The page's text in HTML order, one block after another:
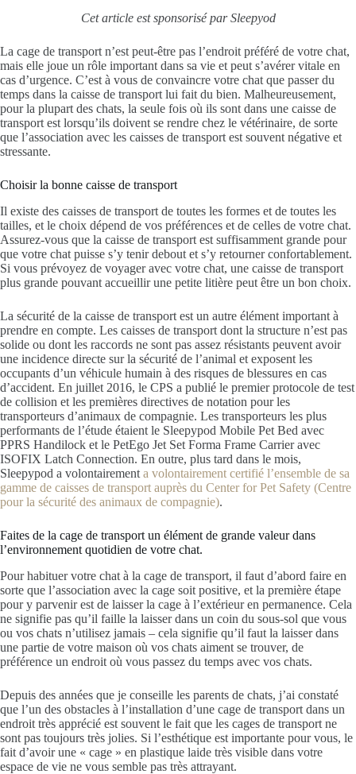
Cet article est sponsorisé par Sleepyod
La cage de transport n’est peut-être pas l’endroit préféré de votre chat,
mais elle joue un rôle important dans sa vie et peut s’avérer vitale en
cas d’urgence. C’est à vous de convaincre votre chat que passer du
temps dans la caisse de transport lui fait du bien. Malheureusement,
pour la plupart des chats, la seule fois où ils sont dans une caisse de
transport est lorsqu’ils doivent se rendre chez le vétérinaire, de sorte
que l’association avec les caisses de transport est souvent négative et
stressante.
Choisir la bonne caisse de transport
Il existe des caisses de transport de toutes les formes et de toutes les
tailles, et le choix dépend de vos préférences et de celles de votre chat.
Assurez-vous que la caisse de transport est suffisamment grande pour
que votre chat puisse s’y tenir debout et s’y retourner confortablement.
Si vous prévoyez de voyager avec votre chat, une caisse de transport
plus grande pouvant accueillir une petite litière peut être un bon choix.
La sécurité de la caisse de transport est un autre élément important à
prendre en compte. Les caisses de transport dont la structure n’est pas
solide ou dont les raccords ne sont pas assez résistants peuvent avoir
une incidence directe sur la sécurité de l’animal et exposent les
occupants d’un véhicule humain à des risques de blessures en cas
d’accident. En juillet 2016, le CPS a publié le premier protocole de test
de collision et les premières directives de notation pour les
transporteurs d’animaux de compagnie. Les transporteurs les plus
performants de l’étude étaient le Sleepypod Mobile Pet Bed avec
PPRS Handilock et le PetEgo Jet Set Forma Frame Carrier avec
ISOFIX Latch Connection. En outre, plus tard dans le mois,
Sleepypod a volontairement a volontairement certifié l’ensemble de sa
gamme de caisses de transport auprès du Center for Pet Safety (Centre
pour la sécurité des animaux de compagnie).
Faites de la cage de transport un élément de grande valeur dans
l’environnement quotidien de votre chat.
Pour habituer votre chat à la cage de transport, il faut d’abord faire en
sorte que l’association avec la cage soit positive, et la première étape
pour y parvenir est de laisser la cage à l’extérieur en permanence. Cela
ne signifie pas qu’il faille la laisser dans un coin du sous-sol que vous
ou vos chats n’utilisez jamais – cela signifie qu’il faut la laisser dans
une partie de votre maison où vos chats aiment se trouver, de
préférence un endroit où vous passez du temps avec vos chats.
Depuis des années que je conseille les parents de chats, j’ai constaté
que l’un des obstacles à l’installation d’une cage de transport dans un
endroit très apprécié est souvent le fait que les cages de transport ne
sont pas toujours très jolies. Si l’esthétique est importante pour vous, le
fait d’avoir une « cage » en plastique laide très visible dans votre
espace de vie ne vous semble pas très attrayant.